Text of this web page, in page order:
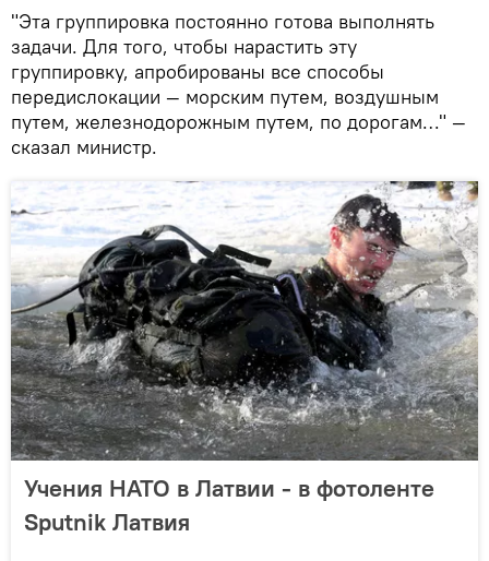
"Эта группировка постоянно готова выполнять
задачи. Для того, чтобы нарастить эту
группировку, апробированы все способы
передислокации — морским путем, воздушным
путем, железнодорожным путем, по дорогам…" —
сказал министр.
Учения НАТО в Латвии - в фотоленте
Sputnik Латвия